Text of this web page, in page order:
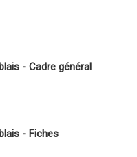
- Cadre général
- Fiches